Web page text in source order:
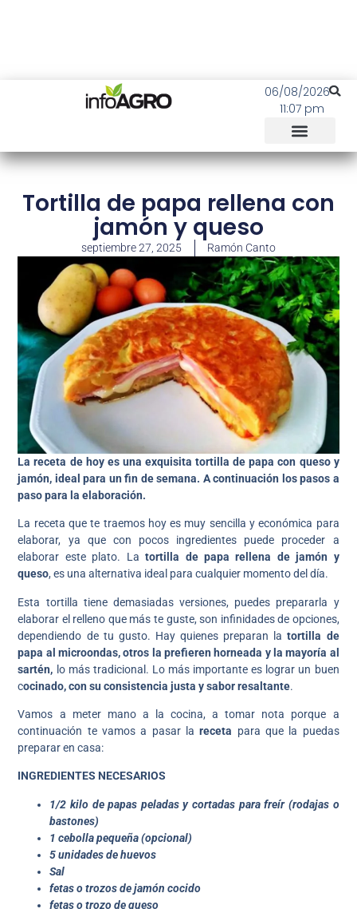
06/08/2026
11:07 pm
Tortilla de papa rellena con
jamón y queso
septiembre 27, 2025 Ramón Canto
La receta de hoy es una exquisita tortilla de papa con queso y
jamón, ideal para un fin de semana. A continuación los pasos a
paso para la elaboración.
La receta que te traemos hoy es muy sencilla y económica para
elaborar, ya que con pocos ingredientes puede proceder a
elaborar este plato. Latortilla de papa rellena de jamón y
queso, es una alternativa ideal para cualquier momento del día.
Esta tortilla tiene demasiadas versiones, puedes prepararla y
elaborar el relleno que más te guste, son infinidades de opciones,
dependiendo de tu gusto. Hay quienes preparan latortilla de
papa al microondas, otros la prefieren horneada y la mayoría al
sartén, lo más tradicional. Lo más importante es lograr un buen
cocinado, con su consistencia justa y sabor resaltante.
Vamos a meter mano a la cocina, a tomar nota porque a
continuación te vamos a pasar lareceta para que la puedas
preparar en casa:
INGREDIENTES NECESARIOS
1/2 kilo de papas peladas y cortadas para freír (rodajas o
bastones)
1 cebolla pequeña (opcional)
5 unidades de huevos
Sal
fetas o trozos de jamón cocido
fetas o trozo de queso